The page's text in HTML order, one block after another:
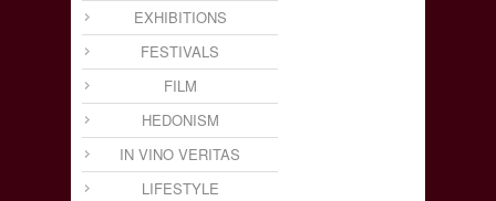
EXHIBITIONS
FESTIVALS
FILM
HEDONISM
IN VINO VERITAS
LIFESTYLE